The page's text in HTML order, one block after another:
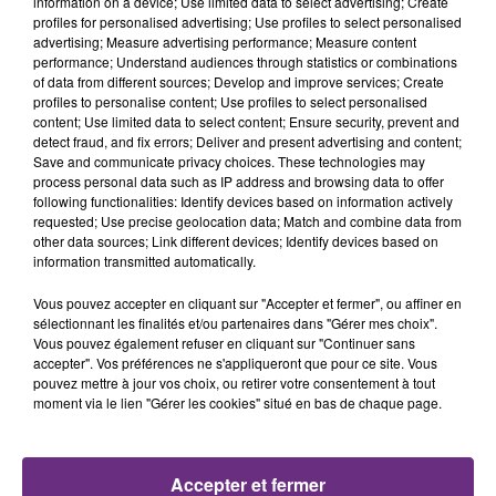
relations hommes-femmes.
KALLAGAN – Troyes
L’humoriste présenteson nouveau spectacleau
café-théâtre Le Troyes Fois Plus à 20 h 30.
« UN CORPS POUR DEUX » – Troyes
Unecomédieà découvrir également auTroyes Fois
Plus à 20 h 30.
CARNAVAL – Bar-sur-Seine
Grand rassemblement déguisé
13 h 30.
BOURSES PUÉRICULTURE ET JOUETS
Rendez-vous dans lessalles des fêtes de Bréviandes
et Torvilliers.
11e BOURSE MULTICOLLECTIONS – Montaulin
profiles for personalised advertising; Use profiles to select personalised
advertising; Measure advertising performance; Measure content
performance; Understand audiences through statistics or combinations
of data from different sources; Develop and improve services; Create
profiles to personalise content; Use profiles to select personalised
content; Use limited data to select content; Ensure security, prevent and
detect fraud, and fix errors; Deliver and present advertising and content;
Save and communicate privacy choices. These technologies may
process personal data such as IP address and browsing data to offer
following functionalities: Identify devices based on information actively
requested; Use precise geolocation data; Match and combine data from
other data sources; Link different devices; Identify devices based on
information transmitted automatically.
Vous pouvez accepter en cliquant sur "Accepter et fermer", ou affiner en
sélectionnant les finalités et/ou partenaires dans "Gérer mes choix".
Vous pouvez également refuser en cliquant sur "Continuer sans
accepter". Vos préférences ne s'appliqueront que pour ce site. Vous
pouvez mettre à jour vos choix, ou retirer votre consentement à tout
moment via le lien "Gérer les cookies" situé en bas de chaque page.
Accepter et fermer